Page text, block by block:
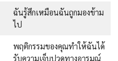
ฉันรู้สึกเหมือนฉันถูกมองข้าม
ไป
พฤติกรรมของคุณทำให้ฉันได้
รับความเจ็บปวดทางอารมณ์